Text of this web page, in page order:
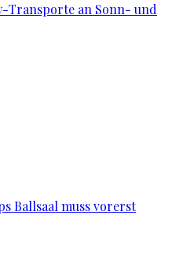
Transporte an Sonn- und
Ballsaal muss vorerst